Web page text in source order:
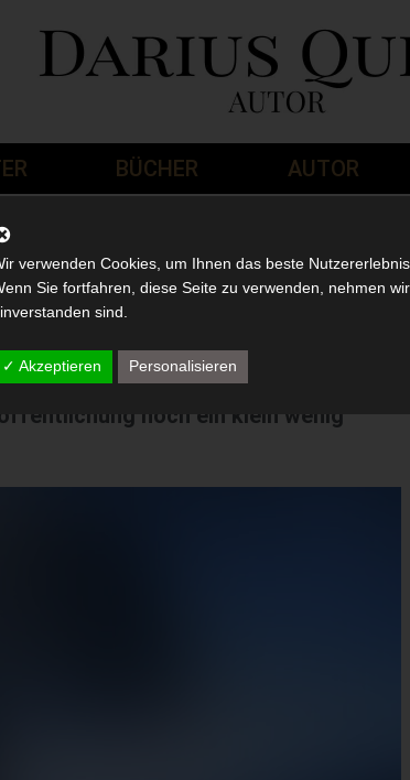
BÜCHER AUTOR
Buch ist
Fans dürfen sich auf jede Menge
noch ein klein wenig
verwenden Cookies, um Ihnen das beste
Sie fortfahren, diese Seite zu verwenden, nehmen
sind.
✓ Akzeptieren Personalisieren